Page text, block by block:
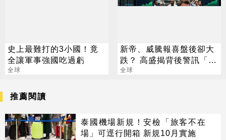
史上最難打的3小國！竟
全讓軍事強國吃過虧
全球
新帝、威騰報喜盤後卻大
跌？ 高盛揭背後警訊「恐
傷到美光」
全球
推薦閱讀
泰國機場新規！安檢「旅客不在
場」可逕行開箱 新規10月實施